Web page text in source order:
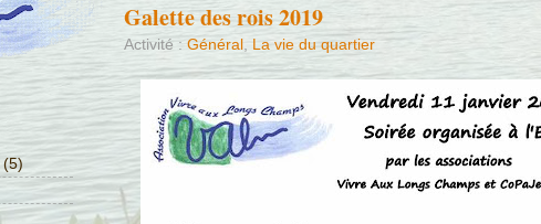
Galette des rois 2019
Activité : Général , La vie du quartier
(5)